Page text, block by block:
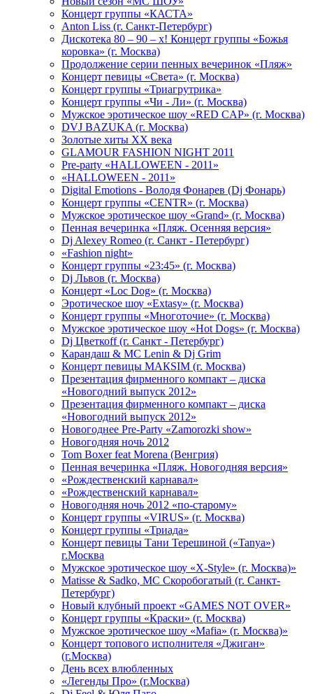
Концерт группы «КАСТА»
Anton Liss (г. Санкт-Петербург)
Дискотека 80 – 90 – х! Концерт группы «Божья
коровка» (г. Москва)
Продолжение серии пенных вечеринок «Пляж»
Концерт певицы «Света» (г. Москва)
Концерт группы «Триагрутрика»
Концерт группы «Чи - Ли» (г. Москва)
Мужское эротическое шоу «RED CAP» (г. Москва)
DVJ BAZUKA (г. Москва)
Золотые хиты XX века
GLAMOUR FASHION NIGHT 2011
Pre-party «HALLOWEEN - 2011»
«HALLOWEEN - 2011»
Digital Emotions - Володя Фонарев (Dj Фонарь)
Концерт группы «CENTR» (г. Москва)
Мужское эротическое шоу «Grand» (г. Москва)
Пенная вечеринка «Пляж. Осенняя версия»
Dj Alexey Romeo (г. Санкт - Петербург)
«Fashion night»
Концерт группы «23:45» (г. Москва)
Dj Львов (г. Москва)
Концерт «Loc Dog» (г. Москва)
Эротическое шоу «Extasy» (г. Москва)
Концерт группы «Многоточие» (г. Москва)
Мужское эротическое шоу «Hot Dogs» (г. Москва)
Dj Цветкоff (г. Санкт - Петербург)
Карандаш & МС Lenin & Dj Grim
Концерт певицы МАКSIМ (г. Москва)
Презентация фирменного компакт – диска
«Новогодний выпуск 2012»
Презентация фирменного компакт – диска
«Новогодний выпуск 2012»
Новогоднее Pre-Party «Zamorozki show»
Новогодняя ночь 2012
Tom Boxer feat Morena (Венгрия)
Пенная вечеринка «Пляж. Новогодняя версия»
«Рождественский карнавал»
«Рождественский карнавал»
Новогодняя ночь 2012 «по-старому»
Концерт группы «VIRUS» (г. Москва)
Концерт группы «Триада»
Концерт певицы Тани Терешиной («Tanya»)
г.Москва
Мужское эротическое шоу «X-Style» (г. Москва)»
Matissе & Sadko, MC Скоробогатый (г. Санкт-
Петербург)
Новый клубный проект «GAMES NOT OVER»
Концерт группы «Краски» (г. Москва)
Мужское эротическое шоу «Mafia» (г. Москва)»
Концерт топового исполнителя «Джиган»
(г.Москва)
День всех влюбленных
«Легенды Про» (г.Москва)